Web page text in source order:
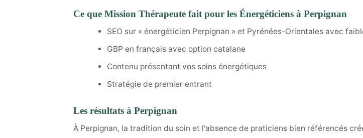
Ce que Mission Thérapeute fait pour les Énergéticiens à Perpignan
SEO sur « énergéticien Perpignan » et Pyrénées-Orientales avec
GBP en français avec option catalane
Contenu présentant vos soins énergétiques
Stratégie de premier entrant
Les résultats à Perpignan
À Perpignan, la tradition du soin et l'absence de praticiens bien référencés